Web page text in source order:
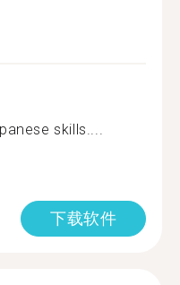
skills....
下载软件